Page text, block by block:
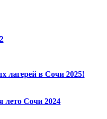
лагерей в Сочи 2025!
лето Сочи 2024